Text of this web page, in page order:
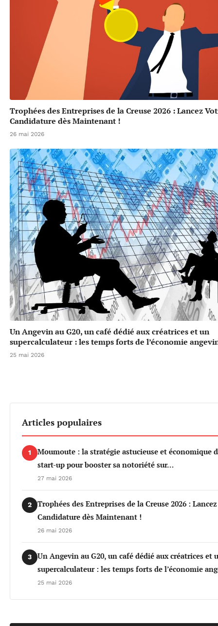
Trophées des Entreprises de la Creuse 2026 : Lancez
Candidature dès Maintenant !
26 mai 2026
Un Angevin au G20, un café dédié aux créatrices et un
supercalculateur : les temps forts de l’économie
25 mai 2026
Articles populaires
1
Moumoute : la stratégie astucieuse et économique
start-up pour booster sa notoriété sur…
27 mai 2026
2
Trophées des Entreprises de la Creuse 2026 :
Candidature dès Maintenant !
26 mai 2026
3
Un Angevin au G20, un café dédié aux créatrices et
supercalculateur : les temps forts de l’économie
25 mai 2026